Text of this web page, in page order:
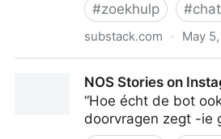
#zoekhulp #
substack.com · May
NOS Stories on
“Hoe écht de bot
doorvragen zegt -ie